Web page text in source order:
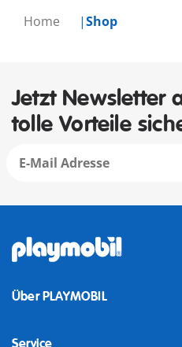
Home Shop
Jetzt Newsletter
tolle Vorteile
Über PLAYMOBIL
Service